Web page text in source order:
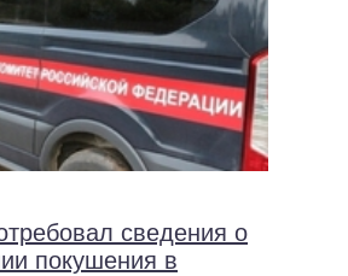
сведения о
покушения в